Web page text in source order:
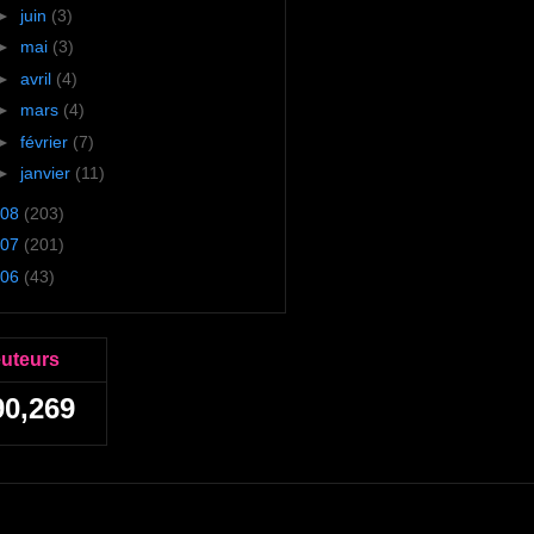
juin (3)
mai (3)
avril (4)
mars (4)
février (7)
janvier (11)
08 (203)
07 (201)
06 (43)